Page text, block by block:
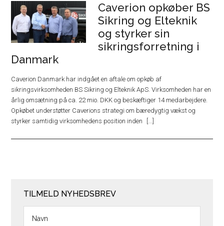
Caverion opkøber BS
Sikring og Elteknik
og styrker sin
sikringsforretning i
Danmark
Caverion Danmark har indgået en aftale om opkøb af
sikringsvirksomheden BS Sikring og Elteknik ApS. Virksomheden har en
årlig omsætning på ca. 22 mio. DKK og beskæftiger 14 medarbejdere.
Opkøbet understøtter Caverions strategi om bæredygtig vækst og
styrker samtidig virksomhedens position inden
TILMELD NYHEDSBREV